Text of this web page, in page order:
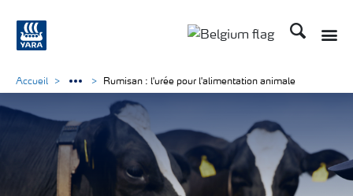
Recherche
Accueil Rumisan : l'urée pour l'alimentation animale